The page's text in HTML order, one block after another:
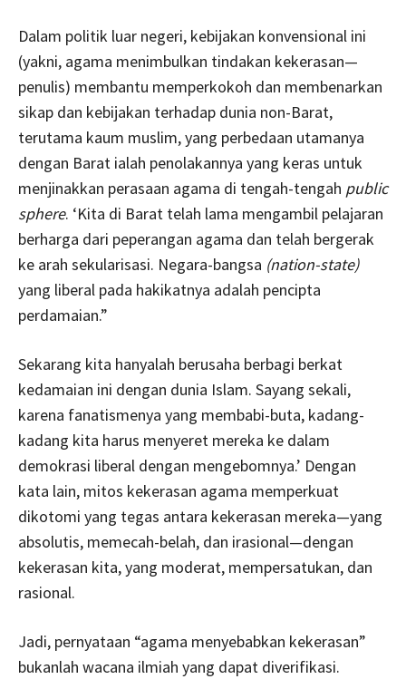
Dalam politik luar negeri, kebijakan konvensional ini
(yakni, agama menimbulkan tindakan kekerasan—
penulis) membantu memperkokoh dan membenarkan
sikap dan kebijakan terhadap dunia non-Barat,
terutama kaum muslim, yang perbedaan utamanya
dengan Barat ialah penolakannya yang keras untuk
menjinakkan perasaan agama di tengah-tengah public
sphere. ‘Kita di Barat telah lama mengambil pelajaran
berharga dari peperangan agama dan telah bergerak
ke arah sekularisasi. Negara-bangsa (nation-state)
yang liberal pada hakikatnya adalah pencipta
perdamaian.”
Sekarang kita hanyalah berusaha berbagi berkat
kedamaian ini dengan dunia Islam. Sayang sekali,
karena fanatismenya yang membabi-buta, kadang-
kadang kita harus menyeret mereka ke dalam
demokrasi liberal dengan mengebomnya.’ Dengan
kata lain, mitos kekerasan agama memperkuat
dikotomi yang tegas antara kekerasan mereka—yang
absolutis, memecah-belah, dan irasional—dengan
kekerasan kita, yang moderat, mempersatukan, dan
rasional.
Jadi, pernyataan “agama menyebabkan kekerasan”
bukanlah wacana ilmiah yang dapat diverifikasi.